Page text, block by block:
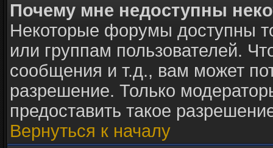
Почему мне недоступны
Некоторые форумы доступны
или группам пользователей.
сообщения и т.д., вам может
разрешение. Только
предоставить такое
Вернуться к началу